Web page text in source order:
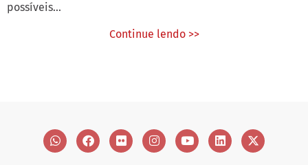
possíveis...
Continue lendo >>